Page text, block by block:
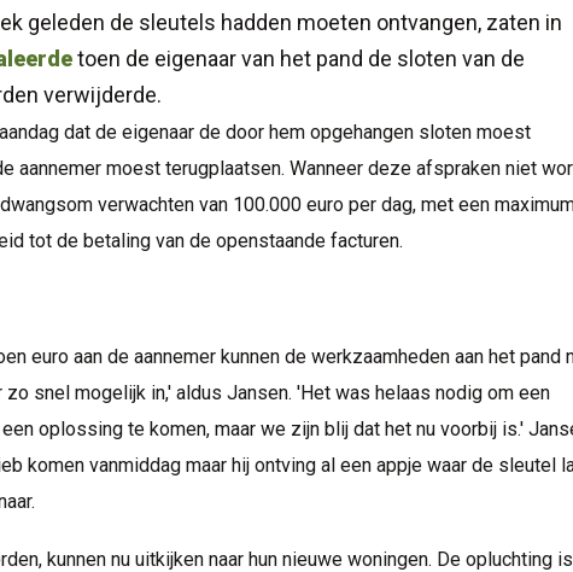
geleden de sleutels hadden moeten ontvangen, zaten in
toen de eigenaar van het pand de sloten van de
verwijderde.
dat de eigenaar de door hem opgehangen sloten moest
aannemer moest terugplaatsen. Wanneer deze afspraken niet
verwachten van 100.000 euro per dag, met een
tot de betaling van de openstaande facturen.
euro aan de aannemer kunnen de werkzaamheden aan het pand
snel mogelijk in,' aldus Jansen. 'Het was helaas nodig om een
oplossing te komen, maar we zijn blij dat het nu voorbij is.'
komen vanmiddag maar hij ontving al een appje waar de sleutel
kunnen nu uitkijken naar hun nieuwe woningen. De opluchting is